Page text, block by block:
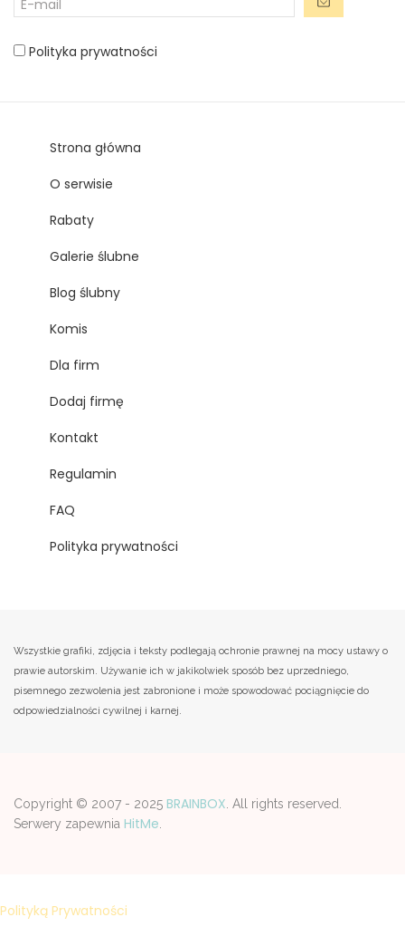
Polityka prywatności
Strona główna
O serwisie
Rabaty
Galerie ślubne
Blog ślubny
Komis
Dla firm
Dodaj firmę
Kontakt
Regulamin
FAQ
Polityka prywatności
Wszystkie grafiki, zdjęcia i teksty podlegają ochronie prawnej na mocy ustawy o
prawie autorskim. Używanie ich w jakikolwiek sposób bez uprzedniego,
pisemnego zezwolenia jest zabronione i może spowodować pociągnięcie do
odpowiedzialności cywilnej i karnej.
Copyright © 2007 - 2025 BRAINBOX. All rights reserved.
Serwery zapewnia HitMe.
Polityką Prywatności